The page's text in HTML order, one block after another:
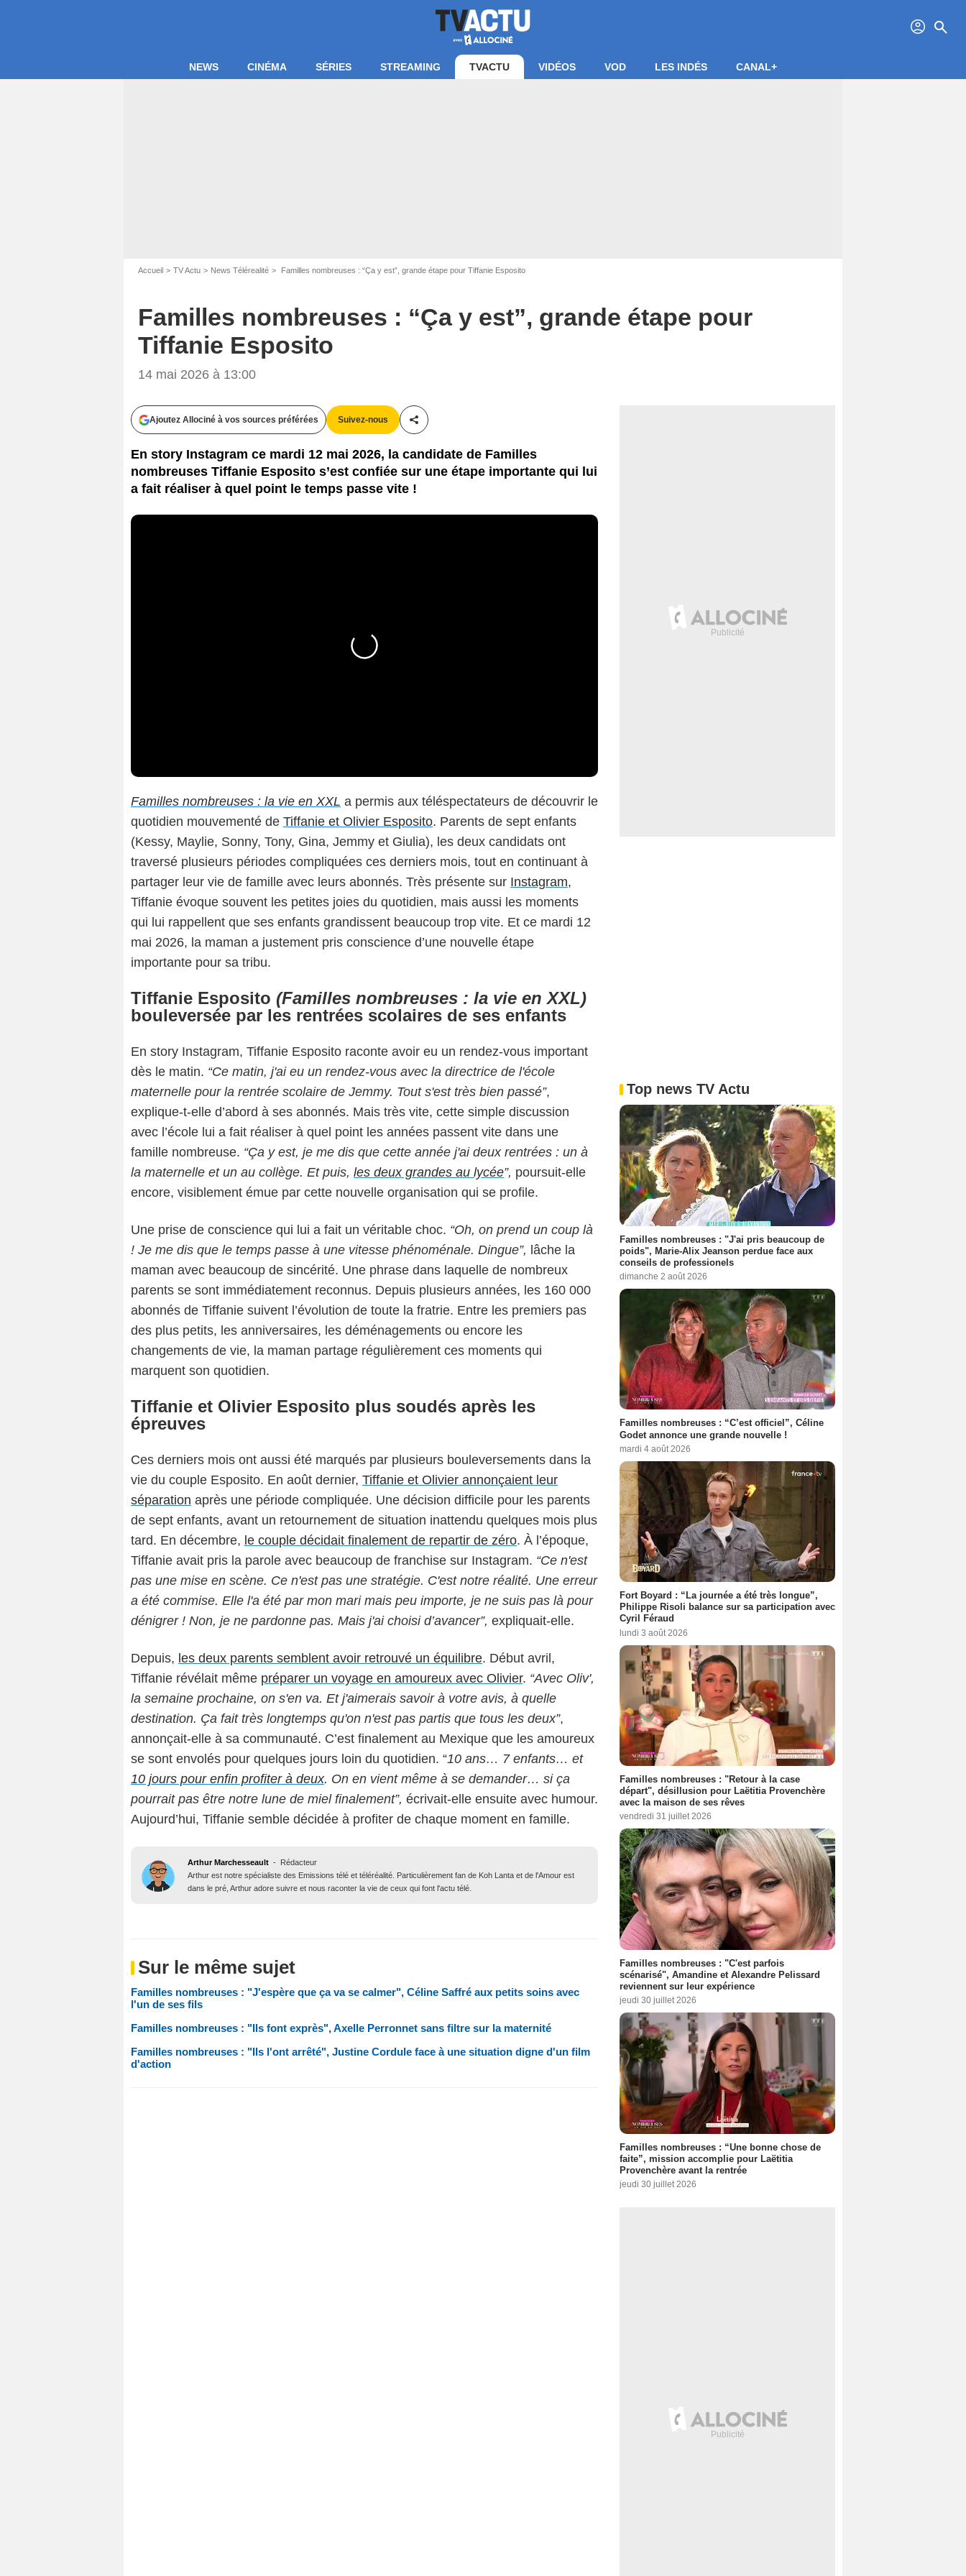
profil search
NEWS CINÉMA SÉRIES STREAMING TVACTU VIDÉOS VOD LES INDÉS CANAL+
Accueil TV Actu News Télérealité Familles nombreuses : “Ça y est”, grande étape pour Tiffanie Esposito
Familles nombreuses : “Ça y est”, grande étape pour
Tiffanie Esposito
14 mai 2026 à 13:00
Ajoutez Allociné à vos sources préférées Suivez-nous
Partager cet article
En story Instagram ce mardi 12 mai 2026, la candidate de Familles
nombreuses Tiffanie Esposito s’est confiée sur une étape importante qui lui
a fait réaliser à quel point le temps passe vite !
Familles nombreuses : la vie en XXL a permis aux téléspectateurs de découvrir le
quotidien mouvementé de Tiffanie et Olivier Esposito. Parents de sept enfants
(Kessy, Maylie, Sonny, Tony, Gina, Jemmy et Giulia), les deux candidats ont
traversé plusieurs périodes compliquées ces derniers mois, tout en continuant à
partager leur vie de famille avec leurs abonnés. Très présente sur Instagram,
Tiffanie évoque souvent les petites joies du quotidien, mais aussi les moments
qui lui rappellent que ses enfants grandissent beaucoup trop vite. Et ce mardi 12
mai 2026, la maman a justement pris conscience d’une nouvelle étape
importante pour sa tribu.
Tiffanie Esposito (Familles nombreuses : la vie en XXL)
bouleversée par les rentrées scolaires de ses enfants
En story Instagram, Tiffanie Esposito raconte avoir eu un rendez-vous important
dès le matin. “Ce matin, j'ai eu un rendez-vous avec la directrice de l'école
maternelle pour la rentrée scolaire de Jemmy. Tout s'est très bien passé”,
explique-t-elle d’abord à ses abonnés. Mais très vite, cette simple discussion
avec l’école lui a fait réaliser à quel point les années passent vite dans une
famille nombreuse. “Ça y est, je me dis que cette année j'ai deux rentrées : un à
la maternelle et un au collège. Et puis, les deux grandes au lycée”, poursuit-elle
encore, visiblement émue par cette nouvelle organisation qui se profile.
Une prise de conscience qui lui a fait un véritable choc. “Oh, on prend un coup là
! Je me dis que le temps passe à une vitesse phénoménale. Dingue”, lâche la
maman avec beaucoup de sincérité. Une phrase dans laquelle de nombreux
parents se sont immédiatement reconnus. Depuis plusieurs années, les 160 000
abonnés de Tiffanie suivent l’évolution de toute la fratrie. Entre les premiers pas
des plus petits, les anniversaires, les déménagements ou encore les
changements de vie, la maman partage régulièrement ces moments qui
marquent son quotidien.
Tiffanie et Olivier Esposito plus soudés après les
épreuves
Ces derniers mois ont aussi été marqués par plusieurs bouleversements dans la
vie du couple Esposito. En août dernier, Tiffanie et Olivier annonçaient leur
séparation après une période compliquée. Une décision difficile pour les parents
de sept enfants, avant un retournement de situation inattendu quelques mois plus
tard. En décembre, le couple décidait finalement de repartir de zéro. À l’époque,
Tiffanie avait pris la parole avec beaucoup de franchise sur Instagram. “Ce n'est
pas une mise en scène. Ce n'est pas une stratégie. C'est notre réalité. Une erreur
a été commise. Elle l'a été par mon mari mais peu importe, je ne suis pas là pour
dénigrer ! Non, je ne pardonne pas. Mais j'ai choisi d’avancer”, expliquait-elle.
Depuis, les deux parents semblent avoir retrouvé un équilibre. Début avril,
Tiffanie révélait même préparer un voyage en amoureux avec Olivier. “Avec Oliv',
la semaine prochaine, on s'en va. Et j'aimerais savoir à votre avis, à quelle
destination. Ça fait très longtemps qu'on n'est pas partis que tous les deux”,
annonçait-elle à sa communauté. C’est finalement au Mexique que les amoureux
se sont envolés pour quelques jours loin du quotidien. “10 ans… 7 enfants… et
10 jours pour enfin profiter à deux. On en vient même à se demander… si ça
pourrait pas être notre lune de miel finalement”, écrivait-elle ensuite avec humour.
Aujourd’hui, Tiffanie semble décidée à profiter de chaque moment en famille.
Arthur Marchesseault -
Rédacteur
Arthur est notre spécialiste des Emissions télé et téléréalité. Particulièrement fan de Koh Lanta et de l'Amour est
dans le pré, Arthur adore suivre et nous raconter la vie de ceux qui font l'actu télé.
Sur le même sujet
Familles nombreuses : "J'espère que ça va se calmer", Céline Saffré aux petits soins avec
l'un de ses fils
Familles nombreuses : "Ils font exprès", Axelle Perronnet sans filtre sur la maternité
Familles nombreuses : "Ils l'ont arrêté", Justine Cordule face à une situation digne d'un film
d'action
Top news TV Actu
Familles nombreuses : "J'ai pris beaucoup de
poids", Marie-Alix Jeanson perdue face aux
conseils de professionels
dimanche 2 août 2026
Familles nombreuses : “C’est officiel”, Céline
Godet annonce une grande nouvelle !
mardi 4 août 2026
Fort Boyard : “La journée a été très longue”,
Philippe Risoli balance sur sa participation avec
Cyril Féraud
lundi 3 août 2026
Familles nombreuses : "Retour à la case
départ", désillusion pour Laëtitia Provenchère
avec la maison de ses rêves
vendredi 31 juillet 2026
Familles nombreuses : "C'est parfois
scénarisé", Amandine et Alexandre Pelissard
reviennent sur leur expérience
jeudi 30 juillet 2026
Familles nombreuses : “Une bonne chose de
faite”, mission accomplie pour Laëtitia
Provenchère avant la rentrée
jeudi 30 juillet 2026